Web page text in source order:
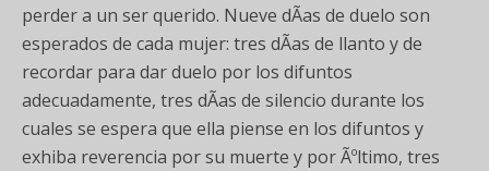
perder a un ser querido. Nueve dÃ­as de duelo son
esperados de cada mujer: tres dÃ­as de llanto y de
recordar para dar duelo por los difuntos
adecuadamente, tres dÃ­as de silencio durante los
cuales se espera que ella piense en los difuntos y
exhiba reverencia por su muerte y por Ãºltimo, tres